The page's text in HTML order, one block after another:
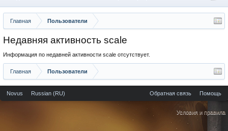
Главная Пользователи
Недавняя активность scale
Информация по недавней активности scale отсутствует.
Главная Пользователи
Novus Russian (RU) Обратная связь Помощь
Условия и правила